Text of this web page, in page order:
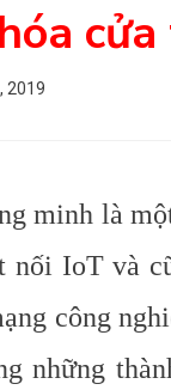
2019
minh là
nối IoT và
công
những